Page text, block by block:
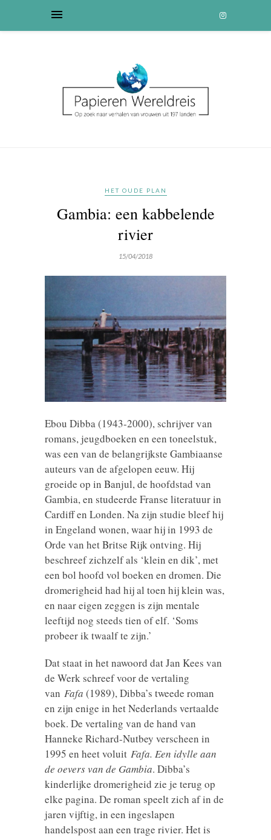
HET OUDE PLAN
Gambia: een kabbelende
rivier
15/04/2018
Ebou Dibba (1943-2000), schrijver van
romans, jeugdboeken en een toneelstuk,
was een van de belangrijkste Gambiaanse
auteurs van de afgelopen eeuw. Hij
groeide op in Banjul, de hoofdstad van
Gambia, en studeerde Franse literatuur in
Cardiff en Londen. Na zijn studie bleef hij
in Engeland wonen, waar hij in 1993 de
Orde van het Britse Rijk ontving. Hij
beschreef zichzelf als ‘klein en dik’, met
een bol hoofd vol boeken en dromen. Die
dromerigheid had hij al toen hij klein was,
en naar eigen zeggen is zijn mentale
leeftijd nog steeds tien of elf. ‘Soms
probeer ik twaalf te zijn.’
Dat staat in het nawoord dat Jan Kees van
de Werk schreef voor de vertaling
van Fafa (1989), Dibba’s tweede roman
en zijn enige in het Nederlands vertaalde
boek. De vertaling van de hand van
Hanneke Richard-Nutbey verscheen in
1995 en heet voluit Fafa. Een idylle aan
de oevers van de Gambia. Dibba’s
kinderlijke dromerigheid zie je terug op
elke pagina. De roman speelt zich af in de
jaren vijftig, in een ingeslapen
handelspost aan een trage rivier. Het is